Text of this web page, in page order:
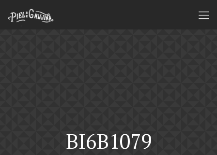
BI6B1079